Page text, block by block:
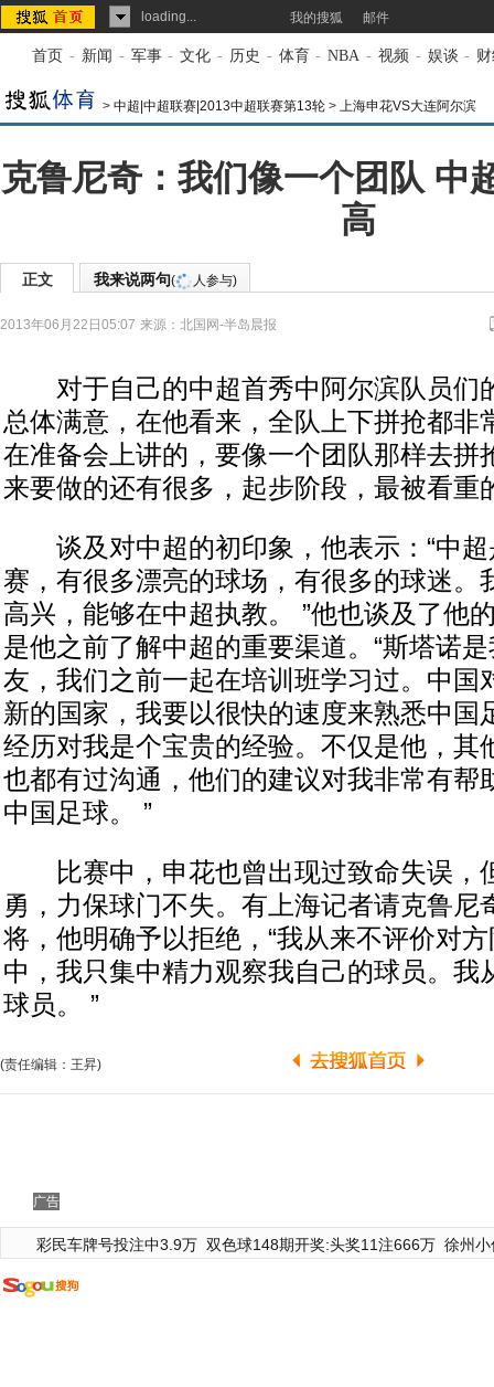
loading... 我的搜狐 邮件
首页 - 新闻 - 军事 - 文化 - 历史 - 体育 - NBA - 视频 - 娱谈 -
> 中超|中超联赛|2013中超联赛第13轮 > 上海申花VS大连阿尔滨
克鲁尼奇：我们像一个团队 中
高
正文 我来说两句( 人参与)
2013年06月22日05:07 来源： 北国网-半岛晨报
对于自己的中超首秀中阿尔滨队员们
总体满意，在他看来，全队上下拼抢都非
在准备会上讲的，要像一个团队那样去拼
来要做的还有很多，起步阶段，最被看重
谈及对中超的初印象，他表示：“中超
赛，有很多漂亮的球场，有很多的球迷。
高兴，能够在中超执教。 ”他也谈及了他
是他之前了解中超的重要渠道。“斯塔诺
友，我们之前一起在培训班学习过。中国
新的国家，我要以很快的速度来熟悉中国
经历对我是个宝贵的经验。不仅是他，其
也都有过沟通，他们的建议对我非常有帮
中国足球。 ”
比赛中，申花也曾出现过致命失误，
勇，力保球门不失。有上海记者请克鲁尼
将，他明确予以拒绝，“我从来不评价对
中，我只集中精力观察我自己的球员。我
球员。 ”
(责任编辑：王昇)
广告
彩民车牌号投注中3.9万 双色球148期开奖:头奖11注666万 徐州